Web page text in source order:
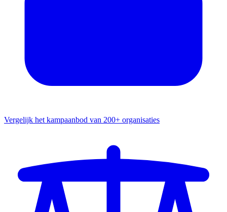
Vergelijk het kampaanbod van 200+ organisaties